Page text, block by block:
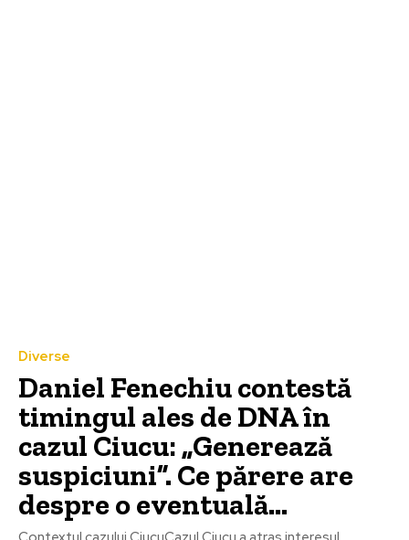
Diverse
Daniel Fenechiu contestă
timingul ales de DNA în
cazul Ciucu: „Generează
suspiciuni”. Ce părere are
despre o eventuală…